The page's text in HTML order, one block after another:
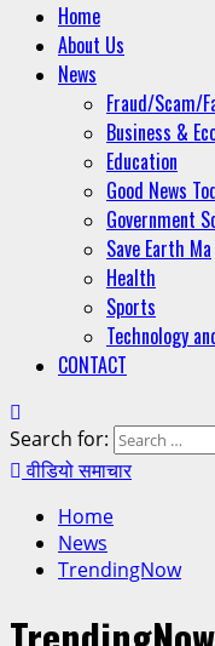
Home
About Us
News
Fraud/Scam/
Business &
Education
Good News
Government
Save Earth Ma
Health
Sports
Technology
CONTACT
Search for:
वीडियो समाचार
Home
News
TrendingNow